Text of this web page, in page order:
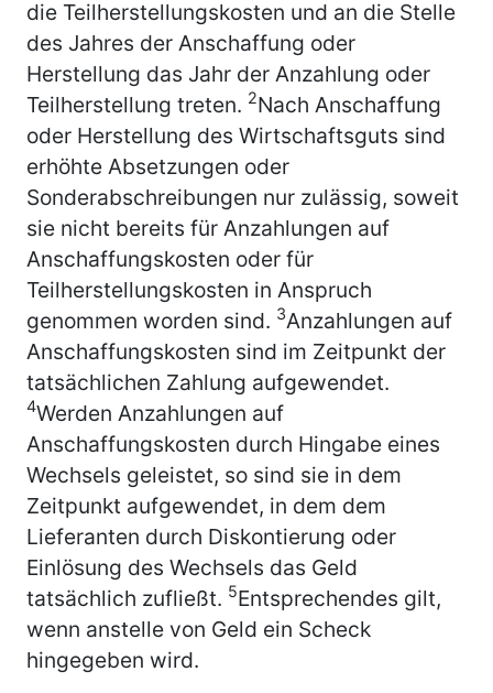
die Teilherstellungskosten und an die Stelle
des Jahres der Anschaffung oder
Herstellung das Jahr der Anzahlung oder
Teilherstellung treten. 2Nach Anschaffung
oder Herstellung des Wirtschaftsguts sind
erhöhte Absetzungen oder
Sonderabschreibungen nur zulässig, soweit
sie nicht bereits für Anzahlungen auf
Anschaffungskosten oder für
Teilherstellungskosten in Anspruch
genommen worden sind. 3Anzahlungen auf
Anschaffungskosten sind im Zeitpunkt der
tatsächlichen Zahlung aufgewendet.
4Werden Anzahlungen auf
Anschaffungskosten durch Hingabe eines
Wechsels geleistet, so sind sie in dem
Zeitpunkt aufgewendet, in dem dem
Lieferanten durch Diskontierung oder
Einlösung des Wechsels das Geld
tatsächlich zufließt. 5Entsprechendes gilt,
wenn anstelle von Geld ein Scheck
hingegeben wird.